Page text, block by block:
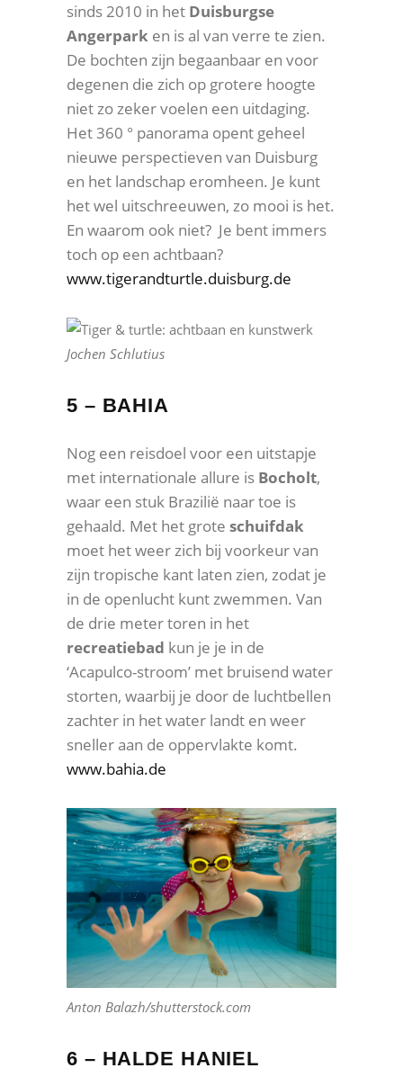
sinds 2010 in het Duisburgse
Angerpark en is al van verre te zien.
De bochten zijn begaanbaar en voor
degenen die zich op grotere hoogte
niet zo zeker voelen een uitdaging.
Het 360 ° panorama opent geheel
nieuwe perspectieven van Duisburg
en het landschap eromheen. Je kunt
het wel uitschreeuwen, zo mooi is het.
En waarom ook niet? Je bent immers
toch op een achtbaan?
www.tigerandturtle.duisburg.de
Jochen Schlutius
5 – BAHIA
Nog een reisdoel voor een uitstapje
met internationale allure is Bocholt,
waar een stuk Brazilië naar toe is
gehaald. Met het grote schuifdak
moet het weer zich bij voorkeur van
zijn tropische kant laten zien, zodat je
in de openlucht kunt zwemmen. Van
de drie meter toren in het
recreatiebad kun je je in de
‘Acapulco-stroom’ met bruisend water
storten, waarbij je door de luchtbellen
zachter in het water landt en weer
sneller aan de oppervlakte komt.
www.bahia.de
Anton Balazh/shutterstock.com
6 – HALDE HANIEL